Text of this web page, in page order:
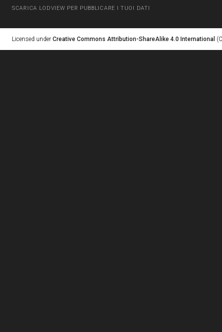
SCARICA LODVIEW PER PUBBLICARE I TUOI DATI
Licensed under Creative Commons Attribution-ShareAlike 4.0 International